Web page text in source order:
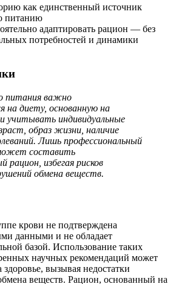
как единственный источник
питанию
адаптировать рацион — без
потребностей и динамики
питания важно
на диету, основанную на
учитывать индивидуальные
образ жизни, наличие
Лишь профессиональный
составить
рацион, избегая рисков
обмена веществ.
крови не подтверждена
данными и не обладает
базой. Использование таких
научных рекомендаций может
здоровье, вызывая недостатки
веществ. Рацион, основанный на